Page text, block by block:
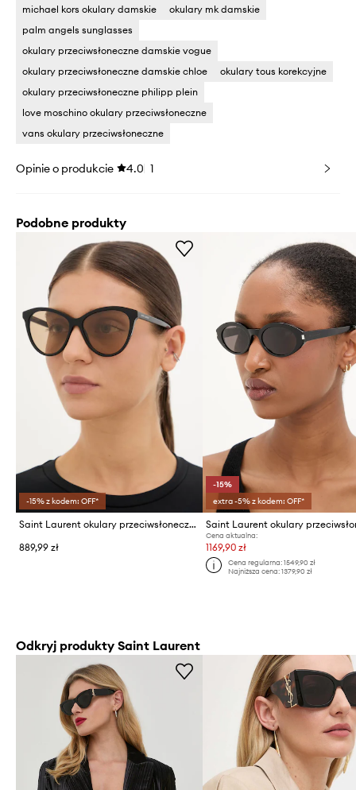
michael kors okulary damskie
okulary mk damskie
palm angels sunglasses
okulary przeciwsłoneczne damskie vogue
okulary przeciwsłoneczne damskie chloe
okulary tous korekcyjne
okulary przeciwsłoneczne philipp plein
love moschino okulary przeciwsłoneczne
vans okulary przeciwsłoneczne
Opinie o produkcie 4.0 1
Podobne produkty
-15% z kodem: OFF*
Saint Laurent okulary przeciwsłoneczne kocie oczy damskie
889,99 zł
-15%
extra -5% z kodem: OFF*
Cena aktualna:
1169,90 zł
Cena regularna: 1549,90 zł
Najniższa cena: 1379,90 zł
Odkryj produkty Saint Laurent